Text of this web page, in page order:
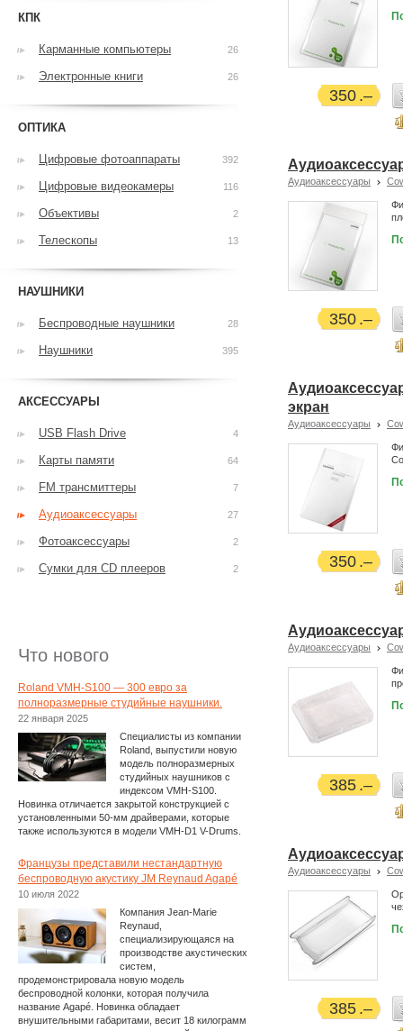
350
Аудиоаксессуары
350
экран
Аудиоаксессуары
350
Аудиоаксессуары
385
Аудиоаксессуары
385
КПК
Карманные компьютеры 26
Электронные книги 26
ОПТИКА
Цифровые фотоаппараты 392
Цифровые видеокамеры 116
Объективы 2
Телескопы 13
НАУШНИКИ
Беспроводные наушники 28
Наушники 395
АКСЕССУАРЫ
USB Flash Drive 4
Карты памяти 64
FM трансмиттеры 7
Аудиоаксессуары 27
Фотоаксессуары 2
Сумки для CD плееров 2
Что нового
Roland VMH-S100 — 300 евро за
полноразмерные студийные наушники.
22 января 2025
Специалисты из компании
Roland, выпустили новую
модель полноразмерных
студийных наушников с
индексом VMH-S100.
Новинка отличается закрытой конструкцией с
установленными 50-мм драйверами, которые
также используются в модели VMH-D1 V-Drums.
Французы представили нестандартную
беспроводную акустику JM Reynaud Agapé
10 июля 2022
Компания Jean-Marie
Reynaud,
специализирующаяся на
производстве акустических
систем,
продемонстрировала новую модель
беспроводной колонки, которая получила
название Agapé. Новинка обладает
внушительными габаритами, весит 18 килограмм